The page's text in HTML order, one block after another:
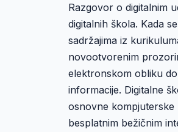
Razgovor o digitalnim
digitalnih škola. Kada
sadržajima iz
novootvorenim
elektronskom obliku
informacije. Digitalne
osnovne kompjuterske
besplatnim bežičnim